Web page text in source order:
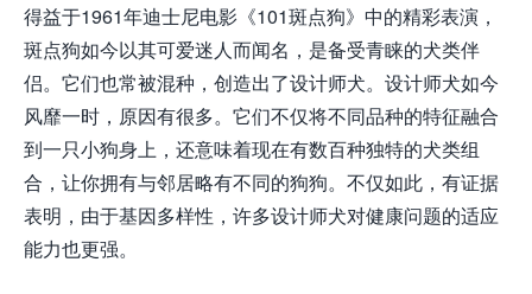
得益于1961年迪士尼电影《101斑点狗》中的精彩表演，
斑点狗如今以其可爱迷人而闻名，是备受青睐的犬类伴
侣。它们也常被混种，创造出了设计师犬。设计师犬如今
风靡一时，原因有很多。它们不仅将不同品种的特征融合
到一只小狗身上，还意味着现在有数百种独特的犬类组
合，让你拥有与邻居略有不同的狗狗。不仅如此，有证据
表明，由于基因多样性，许多设计师犬对健康问题的适应
能力也更强。